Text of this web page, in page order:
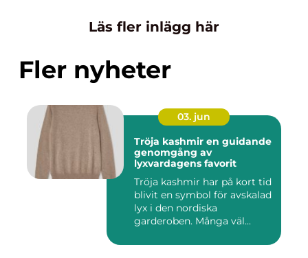
Läs fler inlägg här
Fler nyheter
03. jun
Tröja kashmir en guidande
genomgång av
lyxvardagens favorit
Tröja kashmir har på kort tid
blivit en symbol för avskalad
lyx i den nordiska
garderoben. Många väl...